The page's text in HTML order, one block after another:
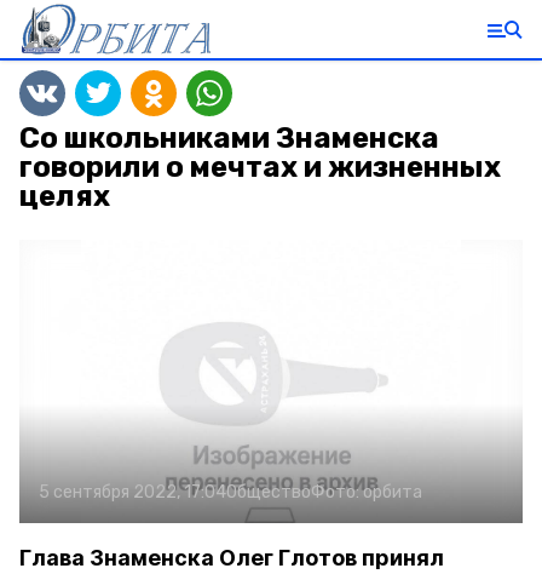
Со школьниками Знаменска
говорили о мечтах и жизненных
целях
5 сентября 2022, 17:04ОбществоФото:орбита
Глава Знаменска Олег Глотов принял